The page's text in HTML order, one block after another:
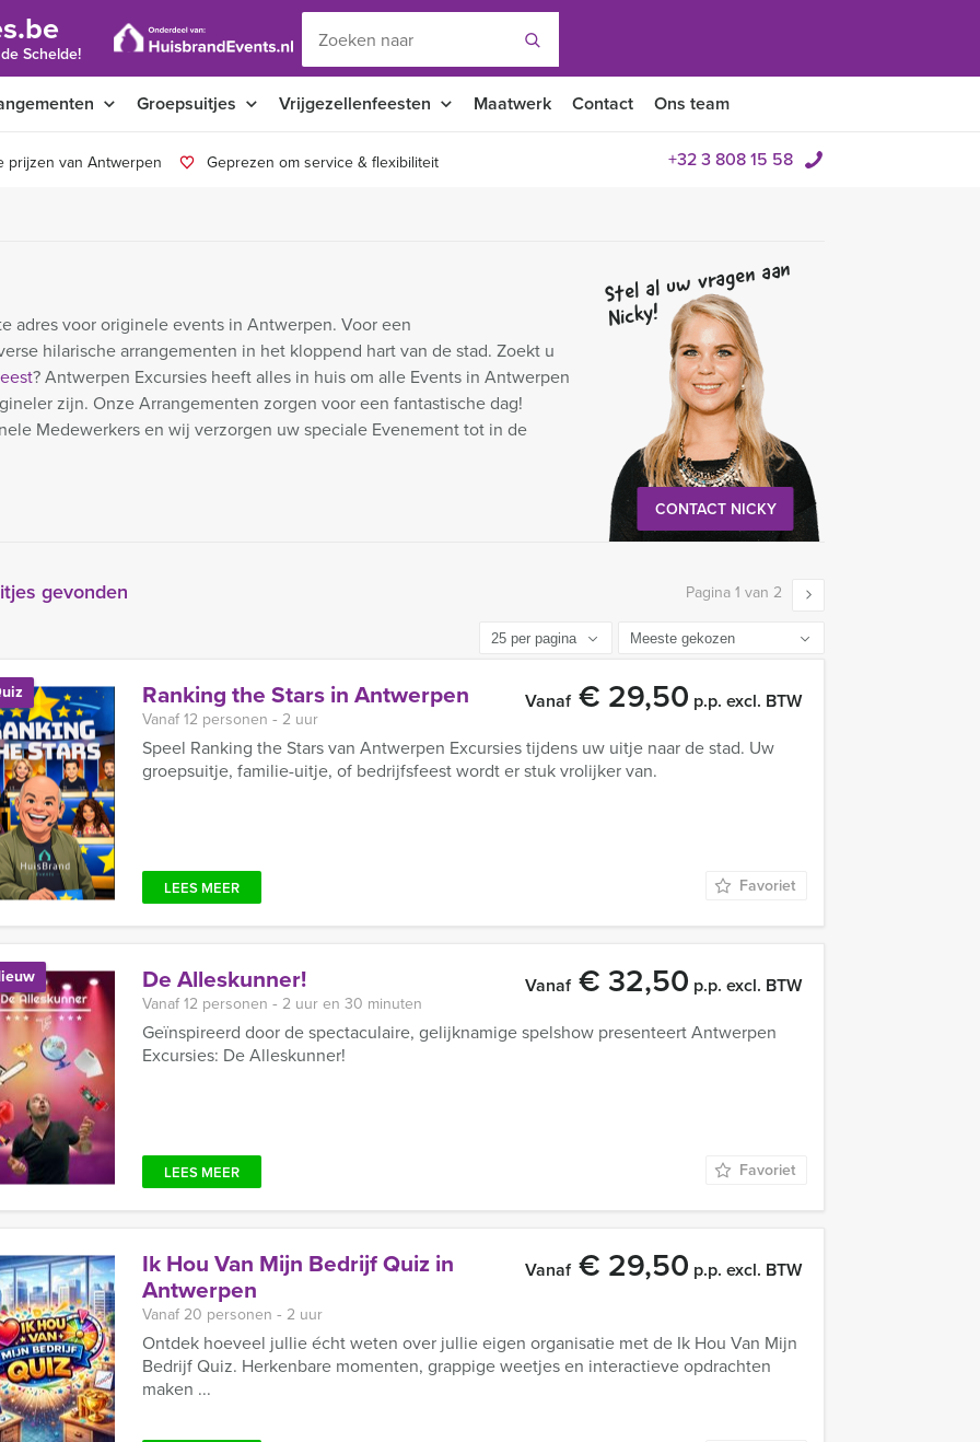
Schelde!
Groepsuitjes Vrijgezellenfeesten Maatwerk Contact Ons team
prijzen van Antwerpen Geprezen om service & flexibiliteit +32 3 808 15 58
adres voor originele events in Antwerpen. Voor een
hilarische arrangementen in het kloppend hart van de stad. Zoekt u
? Antwerpen Excursies heeft alles in huis om alle Events in Antwerpen
zijn. Onze Arrangementen zorgen voor een fantastische dag!
Medewerkers en wij verzorgen uw speciale Evenement tot in de
Stel al uw vragen aan
Nicky!
CONTACT NICKY
gevonden Pagina 1 van 2
Ranking the Stars in Antwerpen Vanaf€ 29,50 p.p. excl. BTW
Vanaf 12 personen ‐ 2 uur
Speel Ranking the Stars van Antwerpen Excursies tijdens uw uitje naar de stad. Uw
groepsuitje, familie-uitje, of bedrijfsfeest wordt er stuk vrolijker van.
LEES MEER Favoriet
De Alleskunner! Vanaf€ 32,50 p.p. excl. BTW
Vanaf 12 personen ‐ 2 uur en 30 minuten
Geïnspireerd door de spectaculaire, gelijknamige spelshow presenteert Antwerpen
Excursies: De Alleskunner!
LEES MEER Favoriet
Ik Hou Van Mijn Bedrijf Quiz in
Antwerpen
Vanaf€ 29,50 p.p. excl. BTW
Vanaf 20 personen ‐ 2 uur
Ontdek hoeveel jullie écht weten over jullie eigen organisatie met de Ik Hou Van Mijn
Bedrijf Quiz. Herkenbare momenten, grappige weetjes en interactieve opdrachten
maken ...